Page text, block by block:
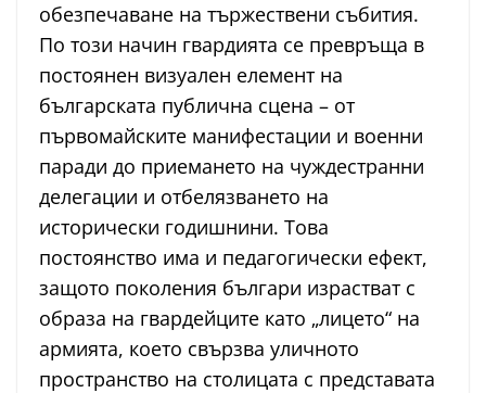
обезпечаване на тържествени събития.
По този начин гвардията се превръща в
постоянен визуален елемент на
българската публична сцена – от
първомайските манифестации и военни
паради до приемането на чуждестранни
делегации и отбелязването на
исторически годишнини. Това
постоянство има и педагогически ефект,
защото поколения българи израстват с
образа на гвардейците като „лицето“ на
армията, което свързва уличното
пространство на столицата с представата